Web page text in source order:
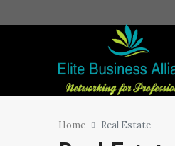
Home Real Estate